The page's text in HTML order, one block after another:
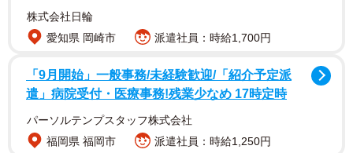
・衆院小選挙区では、「地元に根付いている候補」が強い
・“野党だけど保守系”は強い
・投票してもらうには、「押し付け」ではなく、有権者自
身が「その候補者をよいと思い、心を動かされること」が
必要
・結局、野党も世襲頼み
株式会社日輪
愛知県 岡崎市
派遣社員：時給1,700円
「9月開始」一般事務/未経験歓迎/「紹介予定派
遣」病院受付・医療事務!残業少なめ 17時定時
パーソルテンプスタッフ株式会社
福岡県 福岡市
派遣社員：時給1,250円